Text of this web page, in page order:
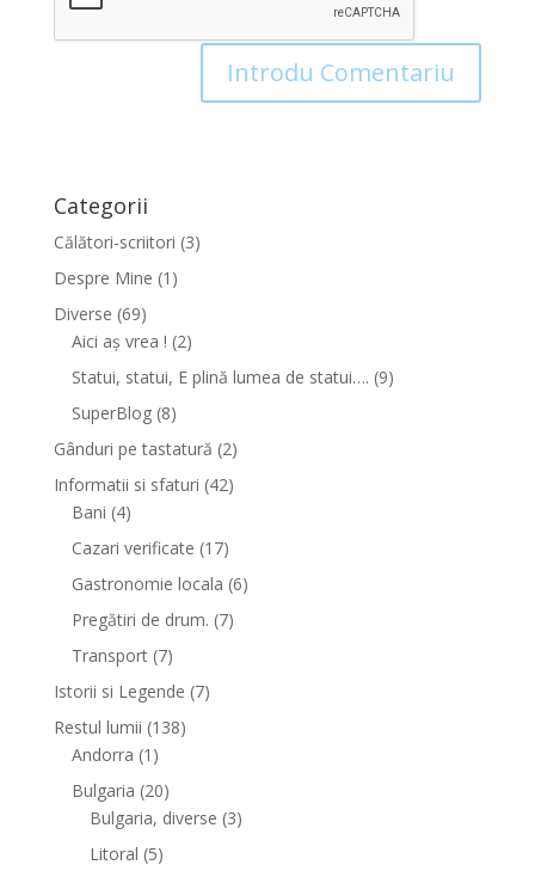
Categorii
Călători-scriitori (3)
Despre Mine (1)
Diverse (69)
Aici aș vrea ! (2)
Statui, statui, E plină lumea de statui…. (9)
SuperBlog(8)
Gânduri pe tastatură (2)
Informatii si sfaturi (42)
Bani (4)
Cazari verificate (17)
Gastronomie locala (6)
Pregătiri de drum. (7)
Transport(7)
Istorii si Legende (7)
Restul lumii (138)
Andorra (1)
Bulgaria (20)
Bulgaria, diverse (3)
Litoral (5)